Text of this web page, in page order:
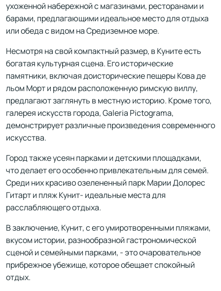
ухоженной набережной с магазинами, ресторанами и
барами, предлагающими идеальное место для отдыха
или обеда с видом на Средиземное море.
Несмотря на свой компактный размер, в Куните есть
богатая культурная сцена. Его исторические
памятники, включая доисторические пещеры Кова де
льом Морт и рядом расположенную римскую виллу,
предлагают заглянуть в местную историю. Кроме того,
галерея искусств города, Galeria Pictograma,
демонстрирует различные произведения современного
искусства.
Город также усеян парками и детскими площадками,
что делает его особенно привлекательным для семей.
Среди них красиво озелененный парк Марии Долорес
Гитарт и пляж Кунит- идеальные места для
расслабляющего отдыха.
В заключение, Кунит, с его умиротворенными пляжами,
вкусом истории, разнообразной гастрономической
сценой и семейными парками, - это очаровательное
прибрежное убежище, которое обещает спокойный
отдых.